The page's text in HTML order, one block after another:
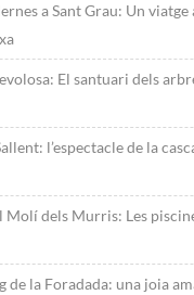
a Sant Grau: Un
El santuari dels
l’espectacle de la
Molí dels Murris: Les
de la Foradada: una joia